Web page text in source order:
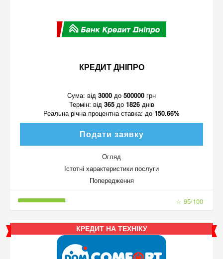
КРЕДИТ ДНІПРО
Cума: від 3000 до 500000 грн
Термін: від 365до 1826днів
Реальна річна процентна ставка: до 150.66%
Подати заявку
Огляд
Істотні характеристики послуги
Попередження
☆ 95/100
КРЕДИТ НА ТЕХНІКУ